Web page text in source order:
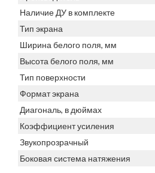
Наличие ДУ в комплекте
Тип экрана
Ширина белого поля, мм
Высота белого поля, мм
Тип поверхности
Формат экрана
Диагональ, в дюймах
Коэффициент усиления
Звукопрозрачный
Боковая система натяжения